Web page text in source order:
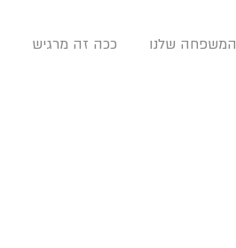
ככה זה מרגיש המשפחה שלנו